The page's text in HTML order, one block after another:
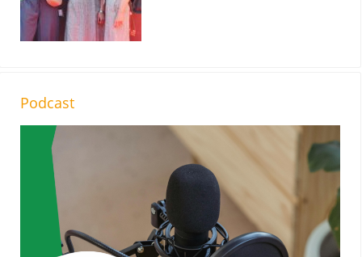
Podcast